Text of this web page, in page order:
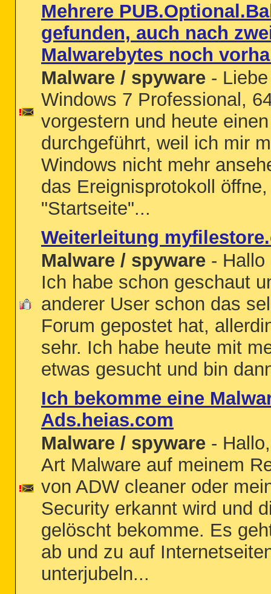
Mehrere
gefunden, auch nach
Malwarebytes noch
Malware / spyware -
Windows 7 Professional,
vorgestern und heute
durchgeführt, weil ich mir
Windows nicht mehr
das Ereignisprotokoll
"Startseite"...
Weiterleitung
Malware / spyware - Hallo
Ich habe schon geschaut
anderer User schon das
Forum gepostet hat,
sehr. Ich habe heute mit
etwas gesucht und bin
Ich bekomme eine
Ads.heias.com
Malware / spyware -
Art Malware auf meinem
von ADW cleaner oder
Security erkannt wird und
gelöscht bekomme. Es
ab und zu auf
unterjubeln...